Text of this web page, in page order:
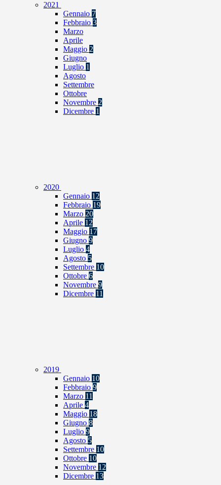
2021
Gennaio 7
Febbraio 3
Marzo
Aprile
Maggio 2
Giugno
Luglio 1
Agosto
Settembre
Ottobre
Novembre 2
Dicembre 1
2020
Gennaio 12
Febbraio 19
Marzo 20
Aprile 12
Maggio 17
Giugno 9
Luglio 4
Agosto 5
Settembre 10
Ottobre 6
Novembre 9
Dicembre 11
2019
Gennaio 10
Febbraio 9
Marzo 11
Aprile 4
Maggio 18
Giugno 8
Luglio 9
Agosto 5
Settembre 10
Ottobre 10
Novembre 12
Dicembre 13